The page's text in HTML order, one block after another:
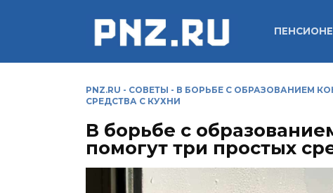
PNZ.RU - СОВЕТЫ - В БОРЬБЕ С ОБРАЗОВАНИЕМ
СРЕДСТВА С КУХНИ
В борьбе с
помогут три простых